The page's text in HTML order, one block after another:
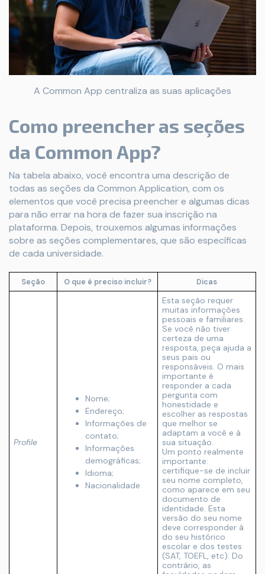
A Common App centraliza as suas aplicações
Como preencher as seções
da Common App?
Na tabela abaixo, você encontra uma descrição de
todas as seções da Common Application, com os
elementos que você precisa preencher e algumas dicas
para não errar na hora de fazer sua inscrição na
plataforma. Depois, trouxemos algumas informações
sobre as seções complementares, que são específicas
de cada universidade.
Seção O que é preciso incluir? Dicas
Profile
Nome;
Endereço;
Informações de
contato;
Informações
demográficas;
Idioma;
Nacionalidade
Esta seção requer
muitas informações
pessoais e familiares.
Se você não tiver
certeza de uma
resposta, peça ajuda a
seus pais ou
responsáveis. O mais
importante é
responder a cada
pergunta com
honestidade e
escolher as respostas
que melhor se
adaptam a você e à
sua situação.
Um ponto realmente
importante:
certifique-se de incluir
seu nome completo,
como aparece em seu
documento de
identidade. Esta
versão do seu nome
deve corresponder à
do seu histórico
escolar e dos testes
(SAT, TOEFL, etc). Do
contrário, as